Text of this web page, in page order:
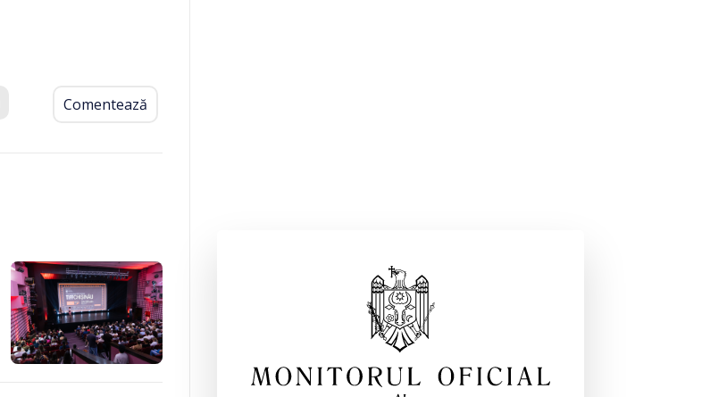
Comentează